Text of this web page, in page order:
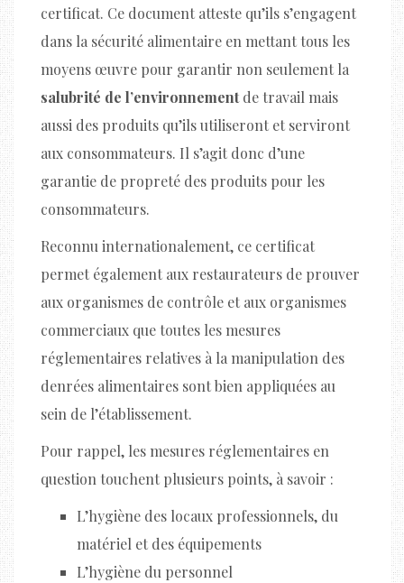
certificat. Ce document atteste qu’ils s’engagent
dans la sécurité alimentaire en mettant tous les
moyens œuvre pour garantir non seulement la
salubrité de l’environnementde travail mais
aussi des produits qu’ils utiliseront et serviront
aux consommateurs. Il s’agit donc d’une
garantie de propreté des produits pour les
consommateurs.
Reconnu internationalement, ce certificat
permet également aux restaurateurs de prouver
aux organismes de contrôle et aux organismes
commerciaux que toutes les mesures
réglementaires relatives à la manipulation des
denrées alimentaires sont bien appliquées au
sein de l’établissement.
Pour rappel, les mesures réglementaires en
question touchent plusieurs points, à savoir :
L’hygiène des locaux professionnels, du
matériel et des équipements
L’hygiène du personnel